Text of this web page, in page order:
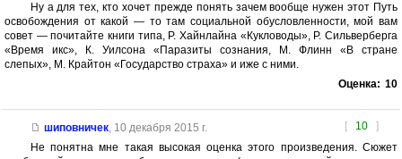
Ну а для тех, кто хочет прежде понять зачем вообще нужен этот Путь
освобождения от какой — то там социальной обусловленности, мой вам
совет — почитайте книги типа, Р. Хайнлайна «Кукловоды», Р. Сильверберга
«Время икс», К. Уилсона «Паразиты сознания, М. Флинн «В стране
слепых», М. Крайтон «Государство страха» и иже с ними.
Оценка: 10
[ 10 ]
шиповничек, 10 декабря 2015 г.
Не понятна мне такая высокая оценка этого произведения. Сюжет